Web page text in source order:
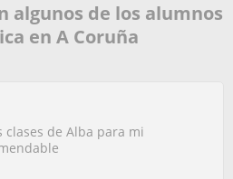
algunos de los alumnos
en A Coruña
clases de Alba para mi